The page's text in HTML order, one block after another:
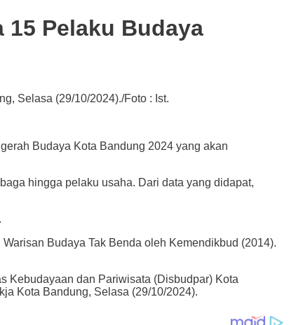
Pelaku Budaya
Selasa (29/10/2024)./Foto : Ist.
Budaya Kota Bandung 2024 yang akan
hingga pelaku usaha. Dari data yang didapat,
Budaya Tak Benda oleh Kemendikbud (2014).
Kebudayaan dan Pariwisata (Disbudpar) Kota
Kota Bandung, Selasa (29/10/2024).